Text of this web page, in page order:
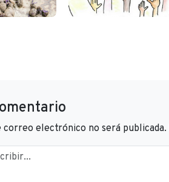
correo electrónico no será publicada.